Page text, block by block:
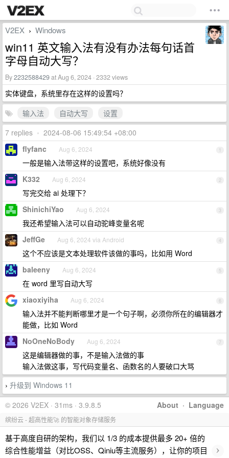
V2EX › Windows
win11 英文输入法有没有办法每句话首
字母自动大写？
By2232588429at Aug 6, 2024 · 2332 views
实体键盘，系统里存在这样的设置吗？
输入法
自动大写
设置
7 replies • 2024-08-06 15:49:54 +08:00
1
flyfanc Aug 6, 2024
一般是输入法带这样的设置吧，系统好像没有
2
K332 Aug 6, 2024
写完交给 ai 处理下？
3
ShinichiYao Aug 6, 2024
我还希望输入法可以自动驼峰变量名呢
4
JeffGe Aug 6, 2024 via Android
这个不应该是文本处理软件该做的事吗，比如用 Word
5
baleeny Aug 6, 2024
在 word 里写自动大写
6
xiaoxiyiha Aug 6, 2024
输入法并不能判断哪里才是一个句子啊，必须你所在的编辑器才
能做，比如 Word
7
NoOneNoBody Aug 6, 2024
这是编辑器做的事，不是输入法做的事
输入法做这事，写代码变量名、函数名的人要破口大骂
› 升级到 Windows 11
About · Language
© 2026 V2EX · 31ms · 3.9.8.5
缤纷云 - 超高性能🚀 的智能对象存储服务
基于高度自研的架构，我们以 1/3 的成本提供最多 20+ 倍的
综合性能增益（对比OSS、Qiniu等主流服务），让你的项目
›